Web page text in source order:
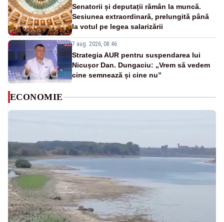
Senatorii și deputații rămân la muncă.
Sesiunea extraordinară, prelungită până
la votul pe legea salarizării
7 aug. 2026, 08:46
Strategia AUR pentru suspendarea lui
Nicușor Dan. Dungaciu: „Vrem să vedem
cine semnează și cine nu”
ECONOMIE